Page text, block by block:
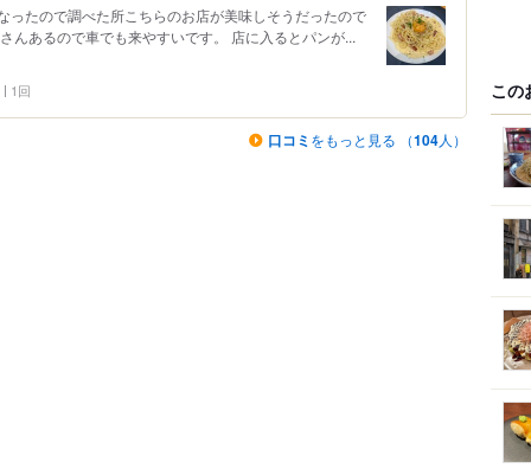
ったので調べた所こちらのお店が美味しそうだったので
んあるので車でも来やすいです。 店に入るとパンが...
1回
口コミ をもっと見る （104人）
この